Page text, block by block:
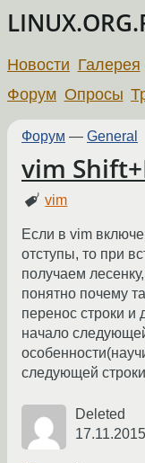
Новости Галерея
Форум Опросы
Форум — General
vim
vim
Если в vim
отступы, то при
получаем
понятно почему
перенос строки и
начало
следующей
Deleted